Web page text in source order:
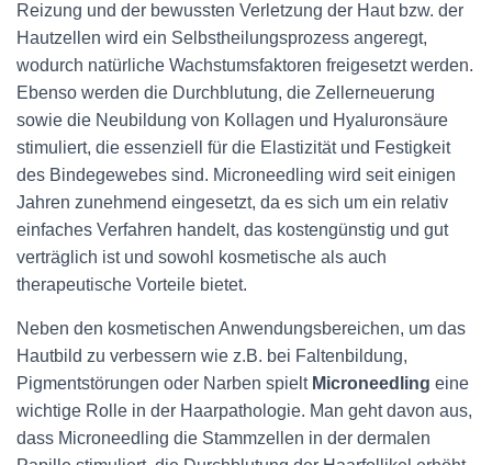
Reizung und der bewussten Verletzung der Haut bzw. der
Hautzellen wird ein Selbstheilungsprozess angeregt,
wodurch natürliche Wachstumsfaktoren freigesetzt werden.
Ebenso werden die Durchblutung, die Zellerneuerung
sowie die Neubildung von Kollagen und Hyaluronsäure
stimuliert, die essenziell für die Elastizität und Festigkeit
des Bindegewebes sind. Microneedling wird seit einigen
Jahren zunehmend eingesetzt, da es sich um ein relativ
einfaches Verfahren handelt, das kostengünstig und gut
verträglich ist und sowohl kosmetische als auch
therapeutische Vorteile bietet.
Neben den kosmetischen Anwendungsbereichen, um das
Hautbild zu verbessern wie z.B. bei Faltenbildung,
Pigmentstörungen oder Narben spielt Microneedling eine
wichtige Rolle in der Haarpathologie. Man geht davon aus,
dass Microneedling die Stammzellen in der dermalen